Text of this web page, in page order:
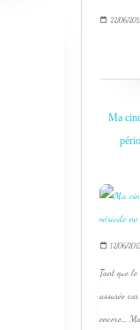
22/06/
Ma
12/06/2015
Tant que
assurée
encore...